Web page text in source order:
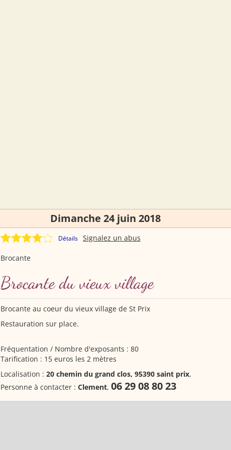
Dimanche 24 juin 2018
Détails Signalez un abus
Brocante
Brocante du vieux village
Brocante au coeur du vieux village de St Prix
Restauration sur place.
Fréquentation / Nombre d'exposants : 80
Tarification : 15 euros les 2 mètres
Localisation : 20 chemin du grand clos, 95390 saint prix,
Personne à contacter : Clement, 06 29 08 80 23